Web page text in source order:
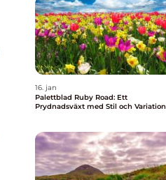
16. jan
Palettblad Ruby Road: Ett
Prydnadsväxt med Stil och Variation